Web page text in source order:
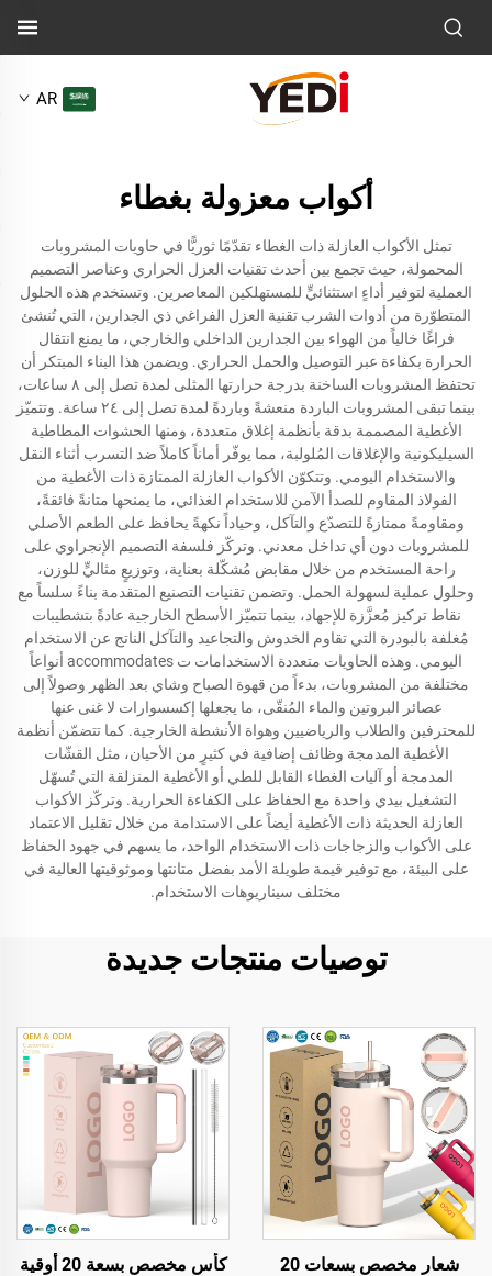
AR
أكواب معزولة بغطاء
تمثل الأكواب العازلة ذات الغطاء تقدّمًا ثوريًّا في حاويات المشروبات
المحمولة، حيث تجمع بين أحدث تقنيات العزل الحراري وعناصر التصميم
العملية لتوفير أداءٍ استثنائيٍّ للمستهلكين المعاصرين. وتستخدم هذه الحلول
المتطوّرة من أدوات الشرب تقنية العزل الفراغي ذي الجدارين، التي تُنشئ
فراغًا خالياً من الهواء بين الجدارين الداخلي والخارجي، ما يمنع انتقال
الحرارة بكفاءة عبر التوصيل والحمل الحراري. ويضمن هذا البناء المبتكر أن
تحتفظ المشروبات الساخنة بدرجة حرارتها المثلى لمدة تصل إلى ٨ ساعات،
بينما تبقى المشروبات الباردة منعشةً وباردةً لمدة تصل إلى ٢٤ ساعة. وتتميّز
الأغطية المصممة بدقة بأنظمة إغلاق متعددة، ومنها الحشوات المطاطية
السيليكونية والإغلاقات المُلولبة، مما يوفّر أماناً كاملاً ضد التسرب أثناء النقل
والاستخدام اليومي. وتتكوّن الأكواب العازلة الممتازة ذات الأغطية من
الفولاذ المقاوم للصدأ الآمن للاستخدام الغذائي، ما يمنحها متانةً فائقةً،
ومقاومةً ممتازةً للتصدّع والتآكل، وحياداً نكهةً يحافظ على الطعم الأصلي
للمشروبات دون أي تداخل معدني. وتركّز فلسفة التصميم الإنجراوي على
راحة المستخدم من خلال مقابض مُشكّلة بعناية، وتوزيعٍ مثاليٍّ للوزن،
وحلول عملية لسهولة الحمل. وتضمن تقنيات التصنيع المتقدمة بناءً سلساً مع
نقاط تركيز مُعزَّزة للإجهاد، بينما تتميّز الأسطح الخارجية عادةً بتشطيبات
مُغلفة بالبودرة التي تقاوم الخدوش والتجاعيد والتآكل الناتج عن الاستخدام
اليومي. وهذه الحاويات متعددة الاستخدامات ت accommodates أنواعاً
مختلفة من المشروبات، بدءاً من قهوة الصباح وشاي بعد الظهر وصولاً إلى
عصائر البروتين والماء المُنقّى، ما يجعلها إكسسوارات لا غنى عنها
للمحترفين والطلاب والرياضيين وهواة الأنشطة الخارجية. كما تتضمّن أنظمة
الأغطية المدمجة وظائف إضافية في كثيرٍ من الأحيان، مثل القشّات
المدمجة أو آليات الغطاء القابل للطي أو الأغطية المنزلقة التي تُسهّل
التشغيل بيدي واحدة مع الحفاظ على الكفاءة الحرارية. وتركّز الأكواب
العازلة الحديثة ذات الأغطية أيضاً على الاستدامة من خلال تقليل الاعتماد
على الأكواب والزجاجات ذات الاستخدام الواحد، ما يسهم في جهود الحفاظ
على البيئة، مع توفير قيمة طويلة الأمد بفضل متانتها وموثوقيتها العالية في
مختلف سيناريوهات الاستخدام.
توصيات منتجات جديدة
شعار مخصص بسعات 20
كأس مخصص بسعة 20 أوقية